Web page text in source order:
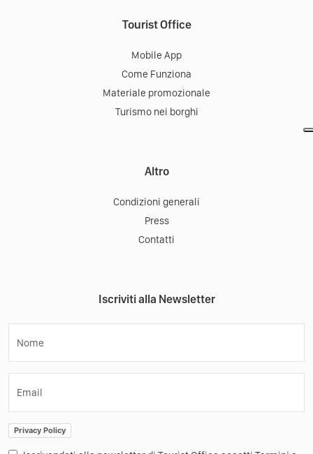
Tourist Office
Mobile App
Come Funziona
Materiale promozionale
Turismo nei borghi
Altro
Condizioni generali
Press
Contatti
Iscriviti alla Newsletter
Nome
Email
Privacy Policy